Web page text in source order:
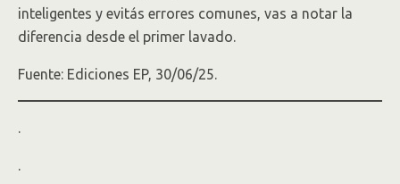
inteligentes y evitás errores comunes, vas a notar la
diferencia desde el primer lavado.
Fuente: Ediciones EP, 30/06/25.
.
.